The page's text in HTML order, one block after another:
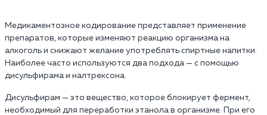
Медикаментозное кодирование представляет применение
препаратов, которые изменяют реакцию организма на
алкоголь и снижают желание употреблять спиртные напитки.
Наиболее часто используются два подхода — с помощью
дисульфирама и налтрексона.
Дисульфирам — это вещество, которое блокирует фермент,
необходимый для переработки этанола в организме. При его